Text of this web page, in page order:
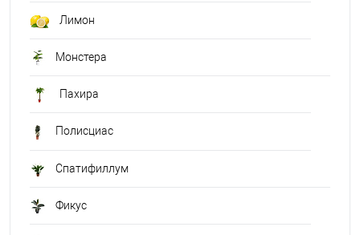
Лимон
Монстера
Пахира
Полисциас
Спатифиллум
Фикус